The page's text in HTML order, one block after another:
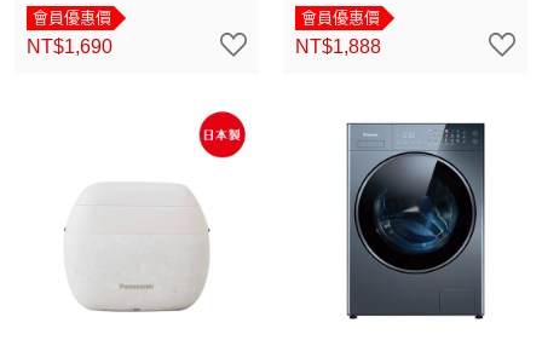
會員優惠價
NT$1,690
會員優惠價
NT$1,888